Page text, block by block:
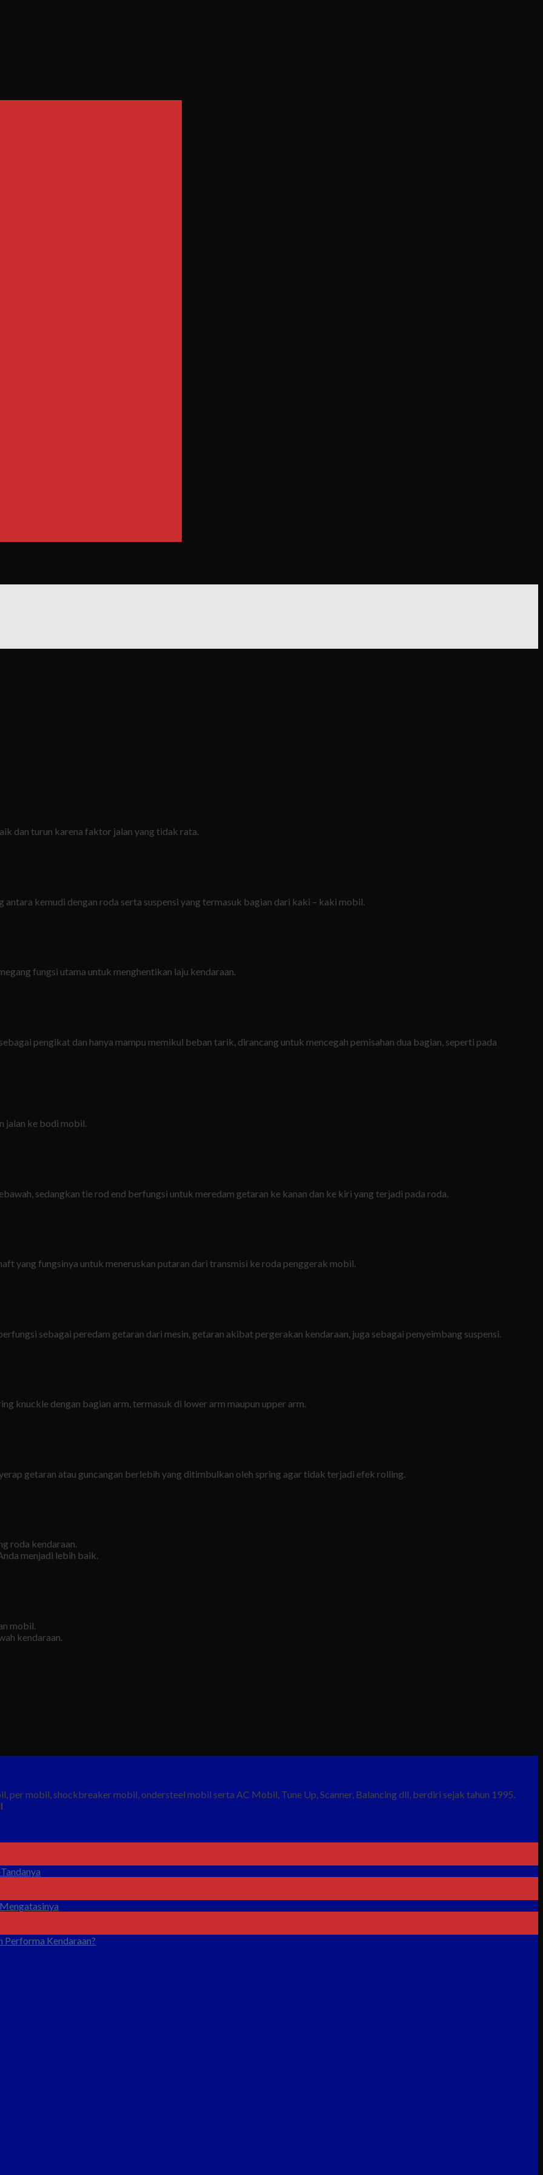
dan turun karena faktor jalan yang tidak rata.
kemudi dengan roda serta suspensi yang termasuk bagian dari kaki – kaki mobil.
fungsi utama untuk menghentikan laju kendaraan.
pengikat dan hanya mampu memikul beban tarik, dirancang untuk mencegah pemisahan dua bagian, seperti pada
jalan ke bodi mobil.
sedangkan tie rod end berfungsi untuk meredam getaran ke kanan dan ke kiri yang terjadi pada roda.
yang fungsinya untuk meneruskan putaran dari transmisi ke roda penggerak mobil.
sebagai peredam getaran dari mesin, getaran akibat pergerakan kendaraan, juga sebagai penyeimbang suspensi.
knuckle dengan bagian arm, termasuk di lower arm maupun upper arm.
getaran atau guncangan berlebih yang ditimbulkan oleh spring agar tidak terjadi efek rolling.
roda kendaraan.
menjadi lebih baik.
mobil.
kendaraan.
per mobil, shockbreaker mobil, ondersteel mobil serta AC Mobil, Tune Up, Scanner, Balancing dll, berdiri sejak tahun 1995.
Kendaraan?